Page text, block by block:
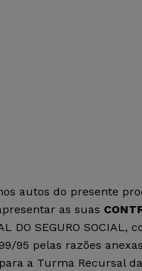
autos do presente
as suas
DO SEGURO
95 pelas razões
a Turma Recursal